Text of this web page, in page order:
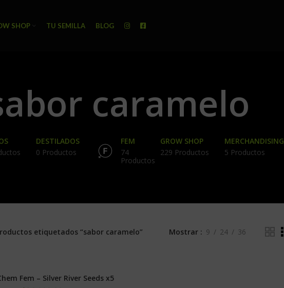
SHOP TU SEMILLA BLOG
caramelo
DESTILADOS
0 Productos
FEM
74
Productos
GROW SHOP
229 Productos
MERCHANDISING
5 Productos
etiquetados “sabor caramelo” Mostrar 9 24 36
AÑADIR AL CARRITO
Fem – Silver River Seeds x5